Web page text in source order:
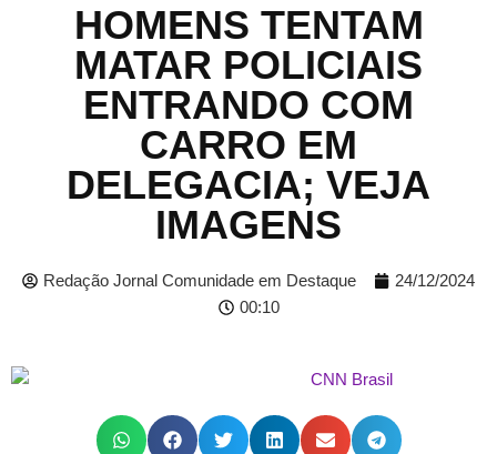
HOMENS TENTAM
MATAR POLICIAIS
ENTRANDO COM
CARRO EM
DELEGACIA; VEJA
IMAGENS
Redação Jornal Comunidade em Destaque
24/12/2024
00:10